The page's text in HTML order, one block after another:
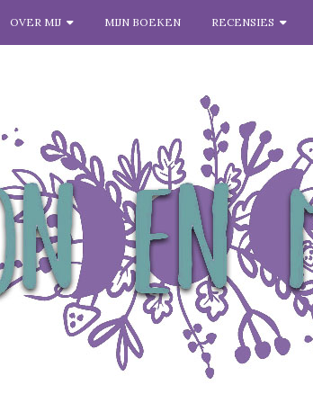
OVER MIJ MIJN BOEKEN RECENSIES